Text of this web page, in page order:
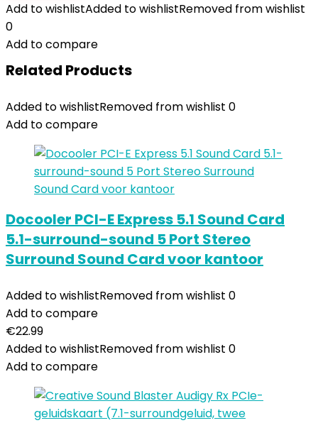
Add to wishlistAdded to wishlistRemoved from wishlist
0
Add to compare
Related Products
Added to wishlistRemoved from wishlist 0
Add to compare
Docooler PCI-E Express 5.1 Sound Card
5.1-surround-sound 5 Port Stereo
Surround Sound Card voor kantoor
Added to wishlistRemoved from wishlist 0
Add to compare
€22.99
Added to wishlistRemoved from wishlist 0
Add to compare